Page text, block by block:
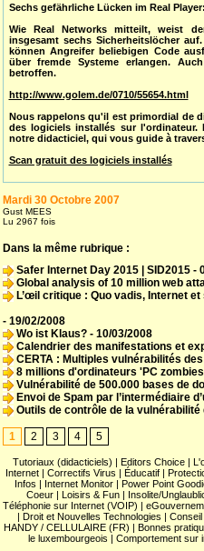
Sechs gefährliche Lücken im Real Player:
Wie Real Networks mitteilt, weist
insgesamt sechs Sicherheitslöcher
können Angreifer beliebigen Code
über fremde Systeme erlangen.
betroffen.
http://www.golem.de/0710/55654.html
Nous rappelons qu'il est primordial de
des logiciels installés sur
notre didacticiel, qui vous guide à
Scan gratuit des logiciels installés
Mardi 30 Octobre 2007
Gust MEES
Lu 2967 fois
Dans la même rubrique :
Safer Internet Day 2015 | SID2015 -
Global analysis of 10 million web
L’œil critique : Quo vadis, Internet
- 19/02/2008
Wo ist Klaus? - 10/03/2008
Calendrier des manifestations et
CERTA : Multiples vulnérabilités
8 millions d'ordinateurs 'PC
Vulnérabilité de 500.000 bases de
Envoi de Spam par l’intermédiaire
Outils de contrôle de la vulnérabilité
1 2 3 4 5
Tutoriaux (didacticiels) | Editors Choice |
Internet | Correctifs Virus | Éducatif |
Infos | Internet Monitor | Power Point
Coeur | Loisirs & Fun | Insolite/
Téléphonie sur Internet (VOIP) |
| Droit et Nouvelles Technologies |
HANDY / CELLULAIRE (FR) | Bonnes
le luxembourgeois | Comportement sur